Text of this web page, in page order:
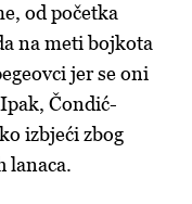
od početka
na meti bojkota
jer se oni
Čondić-
izbjeći zbog
lanaca.